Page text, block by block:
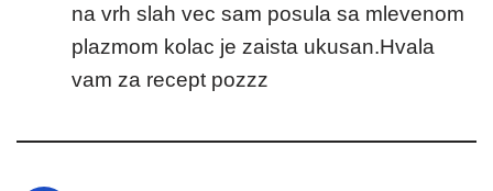
na vrh slah vec sam posula sa mlevenom
plazmom kolac je zaista ukusan.Hvala
vam za recept pozzz